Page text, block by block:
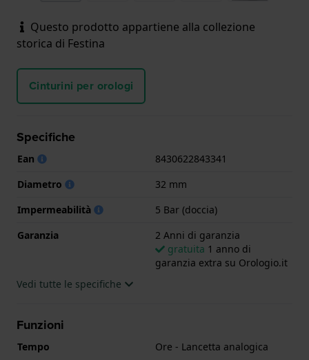
Questo prodotto appartiene alla collezione
storica di Festina
Cinturini per orologi
Specifiche
Ean
8430622843341
Diametro
32 mm
Impermeabilità
5 Bar (doccia)
Garanzia
2 Anni di garanzia
gratuita 1 anno di
garanzia extra su Orologio.it
Vedi tutte le specifiche
Funzioni
Tempo
Ore - Lancetta analogica